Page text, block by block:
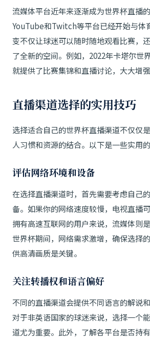
流媒体平台近年来逐渐成为世界杯直播
YouTube和Twitch等平台已经开始与体
变不仅让球迷可以随时随地观看比赛，
了全新的空间。例如，2022年卡塔尔世
就提供了比赛集锦和直播讨论，大大增
直播渠道选择的实用技巧
选择适合自己的世界杯直播渠道不仅仅
人习惯和资源的结合。以下是一些实用的
评估网络环境和设备
在选择直播渠道时，首先需要考虑自己
备。如果你的网络速度较慢，电视直播
拥有高速互联网的用户来说，流媒体则
世界杯期间，网络需求激增，确保选择
供高清画质是关键。
关注转播权和语言偏好
不同的直播渠道会提供不同语言的解说
对于非英语国家的球迷来说，选择一个
道尤为重要。此外，了解各平台是否持